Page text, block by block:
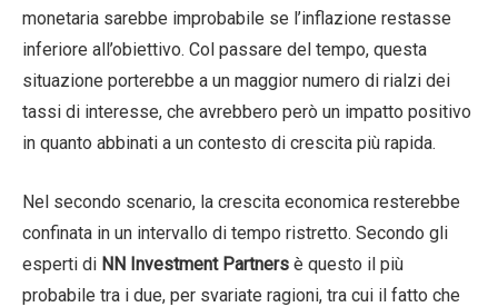
monetaria sarebbe improbabile se l’inflazione restasse
inferiore all’obiettivo. Col passare del tempo, questa
situazione porterebbe a un maggior numero di rialzi dei
tassi di interesse, che avrebbero però un impatto positivo
in quanto abbinati a un contesto di crescita più rapida.
Nel secondo scenario, la crescita economica resterebbe
confinata in un intervallo di tempo ristretto. Secondo gli
esperti di NN Investment Partners è questo il più
probabile tra i due, per svariate ragioni, tra cui il fatto che